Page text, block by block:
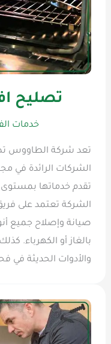
تصليح
خدمات
تعد شركة الطاووس
الشركات الرائدة في
تقدم خدماتها بمستوى
الشركة تعتمد على
صيانة وإصلاح جميع
بالغاز أو الكهرباء.
والأدوات الحديثة